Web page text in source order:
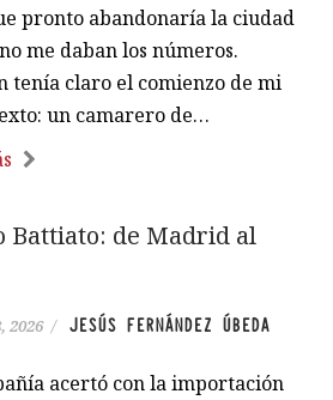
pronto abandonaría la ciudad
me daban los números.
tenía claro el comienzo de mi
un camarero de…
Battiato: de Madrid al
2026 / JESÚS FERNÁNDEZ ÚBEDA
acertó con la importación